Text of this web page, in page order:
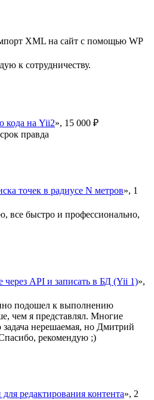
XML на сайт с помощью WP
к сотрудничеству.
кода на Yii2», 15 000 ₽
правда
точек в радиусе N метров», 1
все быстро и профессионально,
через API и записать в БД (Yii 1)»,
подошел к выполнению
чем я представлял. Многие
нерешаемая, но Дмитрий
рекомендую ;)
редактирования контента», 2